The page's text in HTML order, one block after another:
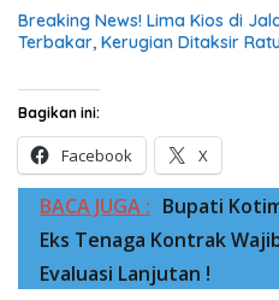
Breaking News! Lima Kios di
Terbakar, Kerugian Ditaksir
Bagikan ini:
Facebook X
BACA JUGA : Bupati
Eks Tenaga Kontrak
Evaluasi Lanjutan !